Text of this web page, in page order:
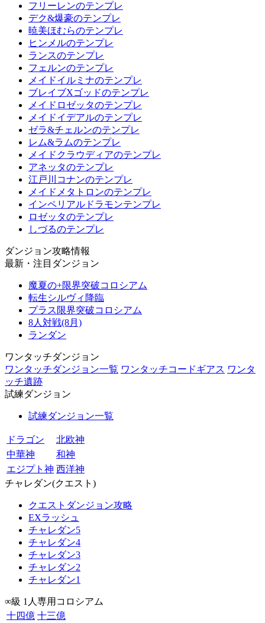
フリーレンのテンプレ
デク&爆豪のテンプレ
暁美ほむらのテンプレ
ヒンメルのテンプレ
ランスのテンプレ
フェルンのテンプレ
メイドイルミナのテンプレ
ブレイブXゴッドのテンプレ
メイドロゼッタのテンプレ
メイドイデアルのテンプレ
ゼラ&チェルンのテンプレ
レム&ラムのテンプレ
メイドクラウディアのテンプレ
アネッタのテンプレ
江戸川コナンのテンプレ
メイドメタトロンのテンプレ
インペリアルドラモンテンプレ
ロゼッタのテンプレ
しづるのテンプレ
ダンジョン攻略情報
最新・注目ダンジョン
魔夏の+限界突破コロシアム
転生シルヴィ降臨
プラス限界突破コロシアム
8人対戦(8月)
ランダン
ワンタッチダンジョン
ワンタッチダンジョン一覧 ワンタッチコードギアス ワンタ
ッチ遺跡
試練ダンジョン
試練ダンジョン一覧
ドラゴン
北欧神
中華神
和神
エジプト神 西洋神
チャレダン(クエスト)
クエストダンジョン攻略
EXラッシュ
チャレダン5
チャレダン4
チャレダン3
チャレダン2
チャレダン1
∞級 1人専用コロシアム
十四億 十三億